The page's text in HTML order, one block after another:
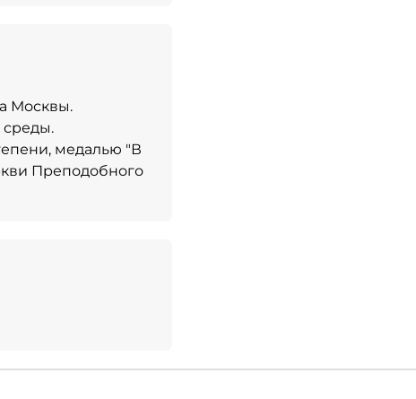
Москвы.
медалью "В
Преподобного